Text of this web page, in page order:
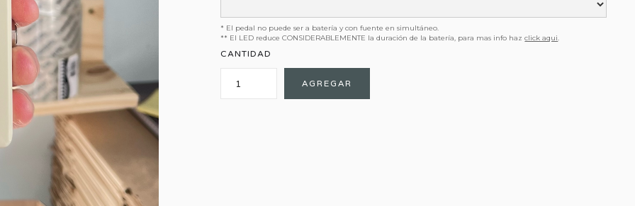
* El pedal no puede ser a batería y con fuente en simultáneo.
** El LED reduce CONSIDERABLEMENTE la duración de la batería, para mas info hazclick aqui.
CANTIDAD